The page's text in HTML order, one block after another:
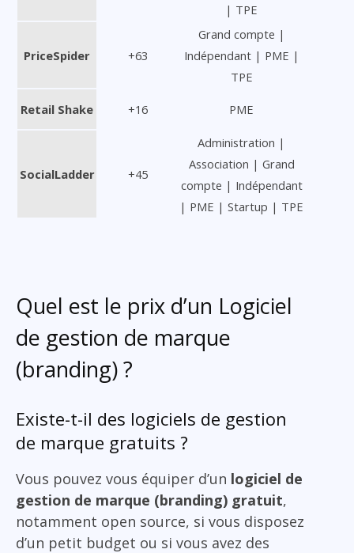
| TPE
PriceSpider +63
Grand compte |
Indépendant | PME |
TPE
Retail Shake +16 PME
SocialLadder +45
Administration |
Association | Grand
compte | Indépendant
| PME | Startup | TPE
Quel est le prix d’un Logiciel
de gestion de marque
(branding) ?
Existe-t-il des logiciels de gestion
de marque gratuits ?
Vous pouvez vous équiper d’un logiciel de
gestion de marque (branding) gratuit,
notamment open source, si vous disposez
d’un petit budget ou si vous avez des